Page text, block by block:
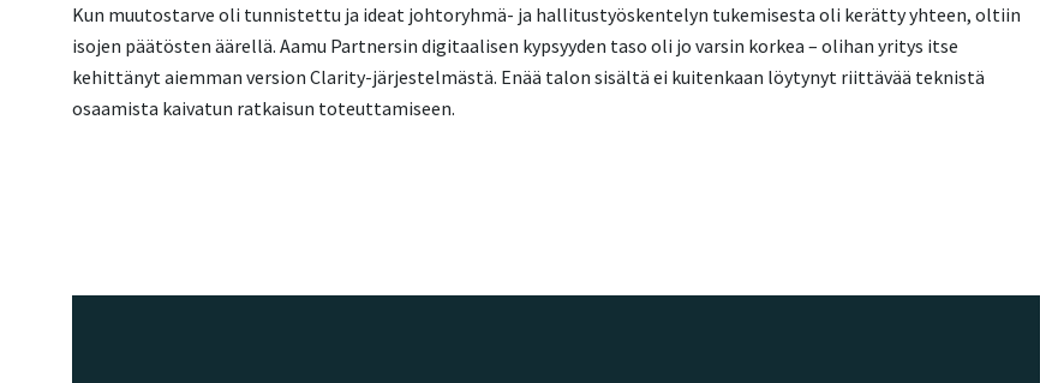
Kun muutostarve oli tunnistettu ja ideat johtoryhmä- ja hallitustyöskentelyn tukemisesta oli kerätty yhteen, oltiin
isojen päätösten äärellä. Aamu Partnersin digitaalisen kypsyyden taso oli jo varsin korkea – olihan yritys itse
kehittänyt aiemman version Clarity-järjestelmästä. Enää talon sisältä ei kuitenkaan löytynyt riittävää teknistä
osaamista kaivatun ratkaisun toteuttamiseen.